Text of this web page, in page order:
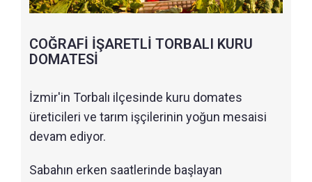
COĞRAFİ İŞARETLİ TORBALI KURU
DOMATESİ
İzmir'in Torbalı ilçesinde kuru domates
üreticileri ve tarım işçilerinin yoğun mesaisi
devam ediyor.
Sabahın erken saatlerinde başlayan